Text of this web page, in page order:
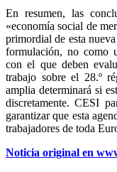
En resumen, las
«economía social de
primordial de esta
formulación, no como
con el que deben
trabajo sobre el 28.º
amplia determinará si
discretamente. CESI
garantizar que esta
trabajadores de toda
Noticia original en